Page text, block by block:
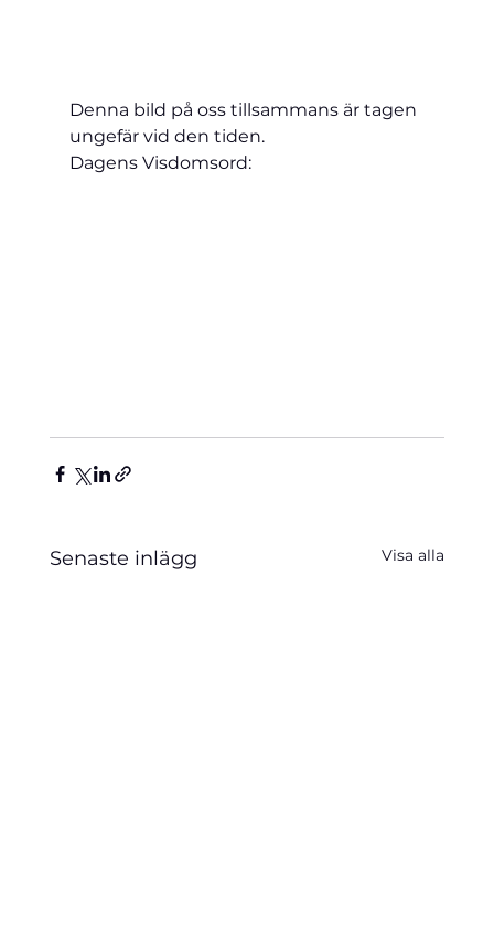
Denna bild på oss tillsammans är tagen
ungefär vid den tiden.
Dagens Visdomsord:
Senaste inlägg Visa alla